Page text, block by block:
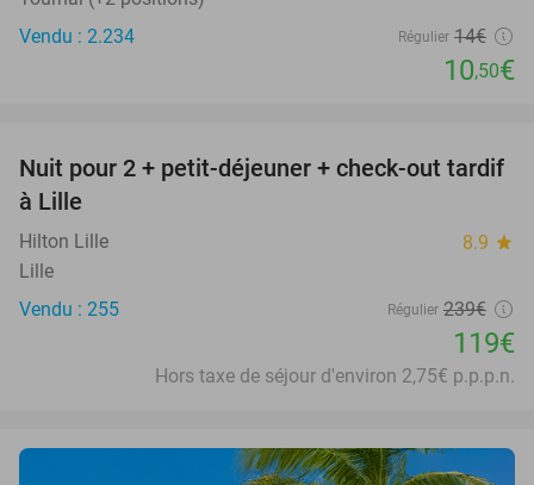
Vendu : 2.234
Régulier 14€
10,50€
50%
Nuit pour 2 + petit-déjeuner + check-out tardif
à Lille
Hilton Lille 8.9 star
Lille
Vendu : 255
Régulier 239€
119€
Hors taxe de séjour d'environ 2,75€ p.p.p.n.